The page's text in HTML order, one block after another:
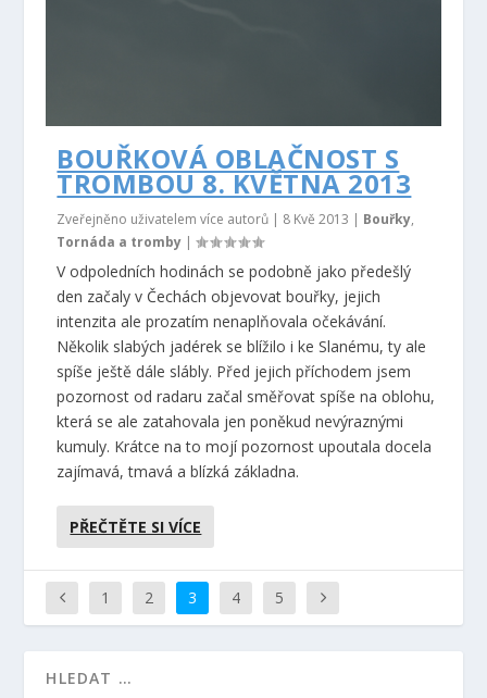
BOUŘKOVÁ OBLAČNOST S
TROMBOU 8. KVĚTNA 2013
Zveřejněno uživatelem více autorů | 8 Kvě 2013 | Bouřky,
Tornáda a tromby |
V odpoledních hodinách se podobně jako předešlý
den začaly v Čechách objevovat bouřky, jejich
intenzita ale prozatím nenaplňovala očekávání.
Několik slabých jadérek se blížilo i ke Slanému, ty ale
spíše ještě dále slábly. Před jejich příchodem jsem
pozornost od radaru začal směřovat spíše na oblohu,
která se ale zatahovala jen poněkud nevýraznými
kumuly. Krátce na to mojí pozornost upoutala docela
zajímavá, tmavá a blízká základna.
PŘEČTĚTE SI VÍCE
1 2 3 4 5